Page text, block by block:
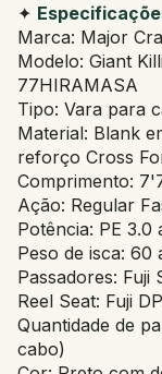
✦
Marca: Major
Modelo: Giant
77HIRAMASA
Tipo: Vara para
Material: Blank
reforço Cross
Comprimento:
Ação: Regular
Potência: PE 3.0
Peso de isca: 60
Passadores: Fuji
Reel Seat: Fuji
Quantidade de
cabo)